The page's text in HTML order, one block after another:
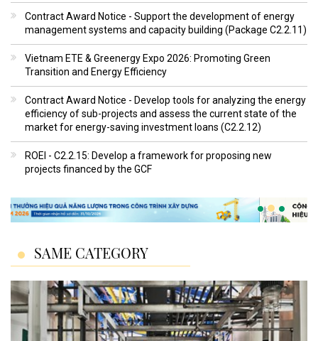
Contract Award Notice - Support the development of energy
management systems and capacity building (Package C2.2.11)
Vietnam ETE & Greenergy Expo 2026: Promoting Green
Transition and Energy Efficiency
Contract Award Notice - Develop tools for analyzing the energy
efficiency of sub-projects and assess the current state of the
market for energy-saving investment loans (C2.2.12)
ROEI - C2.2.15: Develop a framework for proposing new
projects financed by the GCF
SAME CATEGORY